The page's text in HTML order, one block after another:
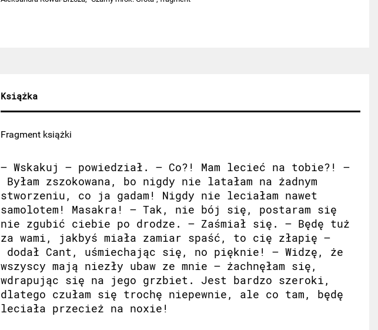
Książka
Fragment książki
– Wskakuj – powiedział. – Co?! Mam lecieć na tobie?! –
Byłam zszokowana, bo nigdy nie latałam na żadnym
stworzeniu, co ja gadam! Nigdy nie leciałam nawet
samolotem! Masakra! – Tak, nie bój się, postaram się
nie zgubić ciebie po drodze. – Zaśmiał się. – Będę tuż
za wami, jakbyś miała zamiar spaść, to cię złapię –
dodał Cant, uśmiechając się, no pięknie! – Widzę, że
wszyscy mają niezły ubaw ze mnie – żachnęłam się,
wdrapując się na jego grzbiet. Jest bardzo szeroki,
dlatego czułam się trochę niepewnie, ale co tam, będę
leciała przecież na noxie!